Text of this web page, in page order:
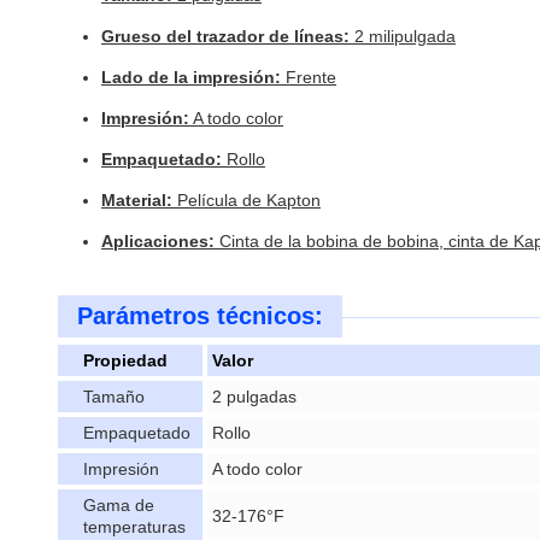
Grueso del trazador de líneas: 2 milipulgada
Lado de la impresión: Frente
Impresión: A todo color
Empaquetado: Rollo
Material: Película de Kapton
Aplicaciones: Cinta de la bobina de bobina, cinta de
Parámetros técnicos:
Propiedad
Valor
Tamaño
2 pulgadas
Empaquetado
Rollo
Impresión
A todo color
Gama de
temperaturas
32-176°F